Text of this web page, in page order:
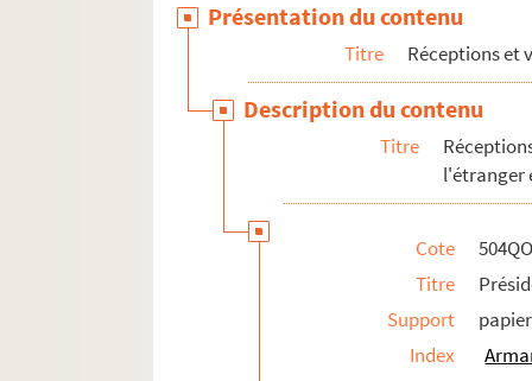
Présentation du contenu
Titre Réceptions et
Description du contenu
Titre
l'étranger
Cote
Titre
Support
papier
Index